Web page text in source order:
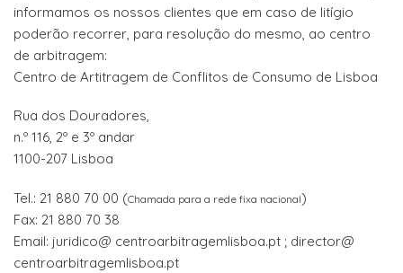
informamos os nossos clientes que em caso de litígio
poderão recorrer, para resolução do mesmo, ao centro
de arbitragem:
Centro de Artitragem de Conflitos de Consumo de Lisboa
Rua dos Douradores,
n.º 116, 2º e 3º andar
1100-207 Lisboa
Tel.: 21 880 70 00 (Chamada para a rede fixa nacional)
Fax: 21 880 70 38
Email: juridico@ centroarbitragemlisboa.pt ; director@
centroarbitragemlisboa.pt